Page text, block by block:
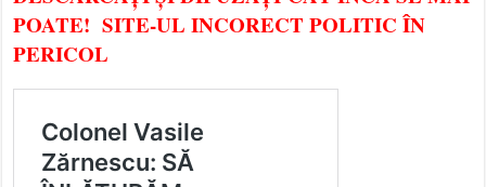
POATE! SITE-UL INCORECT POLITIC ÎN
PERICOL